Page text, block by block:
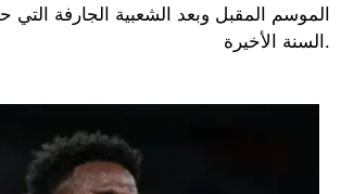
الموسم المقبل وبعد الشعبية الجارفة
السنة الأخيرة.